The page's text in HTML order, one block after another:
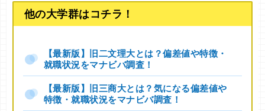
他の大学群はコチラ！
【最新版】旧二文理大とは？偏差値や特徴・
就職状況をマナビバ調査！
【最新版】旧三商大とは？気になる偏差値や
特徴・就職状況をマナビバ調査！